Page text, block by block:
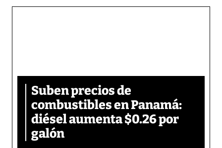
Suben precios de
combustibles en Panamá:
diésel aumenta $0.26 por
galón